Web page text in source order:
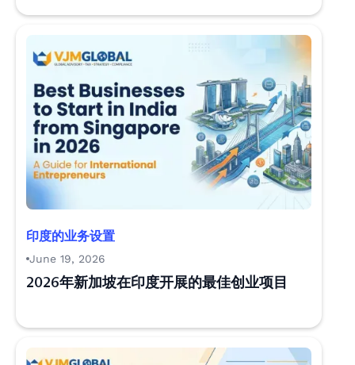
印度的业务设置
June 19, 2026
2026年新加坡在印度开展的最佳创业项目